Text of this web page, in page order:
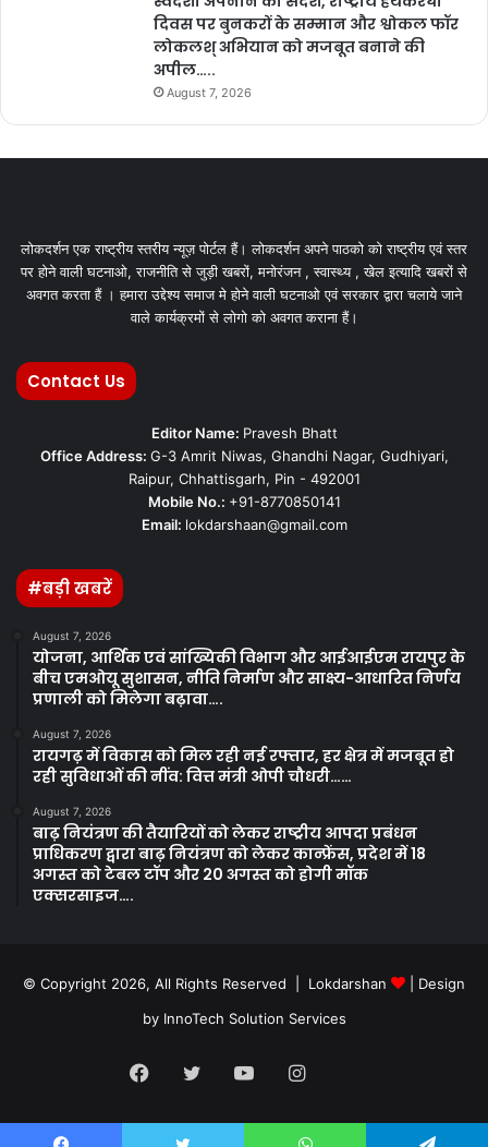
दिवस पर बुनकरों के सम्मान और श्वोकल फॉर
लोकलश् अभियान को मजबूत बनाने की
अपील…..
August 7, 2026
लोकदर्शन एक राष्ट्रीय स्तरीय न्यूज़ पोर्टल हैं। लोकदर्शन अपने पाठको को राष्ट्रीय एवं स्तर
पर होने वाली घटनाओ, राजनीति से जुड़ी खबरों, मनोरंजन , स्वास्थ्य , खेल इत्यादि खबरों से
अवगत करता हैं । हमारा उद्देश्य समाज मे होने वाली घटनाओ एवं सरकार द्वारा चलाये जाने
वाले कार्यक्रमों से लोगो को अवगत कराना हैं।
Contact Us
Editor Name: Pravesh Bhatt
Office Address: G-3 Amrit Niwas, Ghandhi Nagar, Gudhiyari,
Raipur, Chhattisgarh, Pin - 492001
Mobile No.: +91-8770850141
Email: lokdarshaan@gmail.com
#बड़ी खबरें
August 7, 2026
योजना, आर्थिक एवं सांख्यिकी विभाग और आईआईएम रायपुर के
बीच एमओयू सुशासन, नीति निर्माण और साक्ष्य-आधारित निर्णय
प्रणाली को मिलेगा बढ़ावा….
August 7, 2026
रायगढ़ में विकास को मिल रही नई रफ्तार, हर क्षेत्र में मजबूत हो
रही सुविधाओं की नींव: वित्त मंत्री ओपी चौधरी……
August 7, 2026
बाढ़ नियंत्रण की तैयारियों को लेकर राष्ट्रीय आपदा प्रबंधन
प्राधिकरण द्वारा बाढ़ नियंत्रण को लेकर कान्फ्रेंस, प्रदेश में 18
अगस्त को टेबल टॉप और 20 अगस्त को होगी मॉक
एक्सरसाइज….
© Copyright 2026, All Rights Reserved | Lokdarshan
| Design
by InnoTech Solution Services
Facebook
Twitter YouTubeInstagram